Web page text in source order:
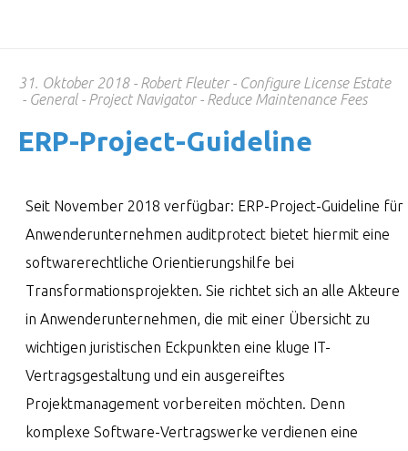
31. Oktober 2018 Robert Fleuter
Configure License Estate
General
Project Navigator Reduce Maintenance Fees
ERP-Project-Guide­line
Seit November 2018 verfügbar: ERP-Project-Guideline für
Anwenderunternehmen auditprotect bietet hiermit eine
softwarerechtliche Orientierungshilfe bei
Transformationsprojekten. Sie richtet sich an alle Akteure
in Anwenderunternehmen, die mit einer Übersicht zu
wichtigen juristischen Eckpunkten eine kluge IT-
Vertragsgestaltung und ein ausgereiftes
Projektmanagement vorbereiten möchten. Denn
komplexe Software-Vertragswerke verdienen eine